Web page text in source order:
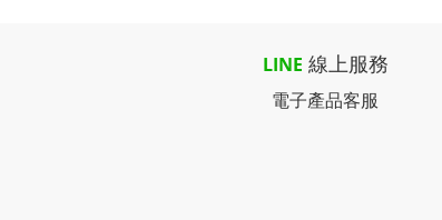
LINE 線上服務
電子產品客服